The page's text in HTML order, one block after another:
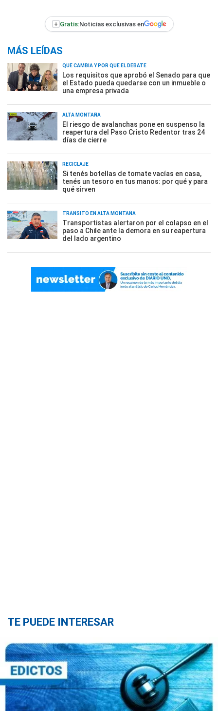
+ Gratis:Noticias exclusivas en
MÁS LEÍDAS
QUÉ CAMBIA Y POR QUÉ EL DEBATE
Los requisitos que aprobó el Senado para que
el Estado pueda quedarse con un inmueble o
una empresa privada
ALTA MONTAÑA
El riesgo de avalanchas pone en suspenso la
reapertura del Paso Cristo Redentor tras 24
días de cierre
RECICLAJE
Si tenés botellas de tomate vacías en casa,
tenés un tesoro en tus manos: por qué y para
qué sirven
TRÁNSITO EN ALTA MONTAÑA
Transportistas alertaron por el colapso en el
paso a Chile ante la demora en su reapertura
del lado argentino
TE PUEDE INTERESAR